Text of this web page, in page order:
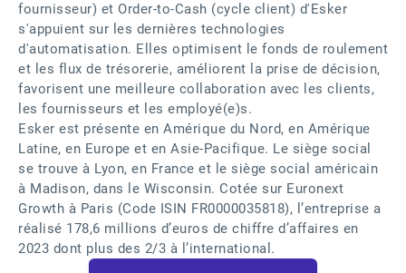
fournisseur) et Order-to-Cash (cycle client) d'Esker
s'appuient sur les dernières technologies
d'automatisation. Elles optimisent le fonds de roulement
et les flux de trésorerie, améliorent la prise de décision,
favorisent une meilleure collaboration avec les clients,
les fournisseurs et les employé(e)s.
Esker est présente en Amérique du Nord, en Amérique
Latine, en Europe et en Asie-Pacifique. Le siège social
se trouve à Lyon, en France et le siège social américain
à Madison, dans le Wisconsin. Cotée sur Euronext
Growth à Paris (Code ISIN FR0000035818), l’entreprise a
réalisé 178,6 millions d’euros de chiffre d’affaires en
2023 dont plus des 2/3 à l’international.